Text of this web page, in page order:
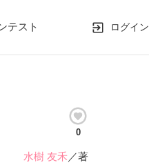
テスト ログイン
0
水樹 友禾／著